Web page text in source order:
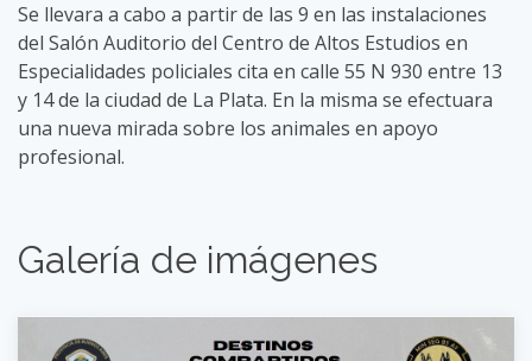
Se llevara a cabo a partir de las 9 en las instalaciones
del Salón Auditorio del Centro de Altos Estudios en
Especialidades policiales cita en calle 55 N 930 entre 13
y 14 de la ciudad de La Plata. En la misma se efectuara
una nueva mirada sobre los animales en apoyo
profesional.
Galería de imágenes